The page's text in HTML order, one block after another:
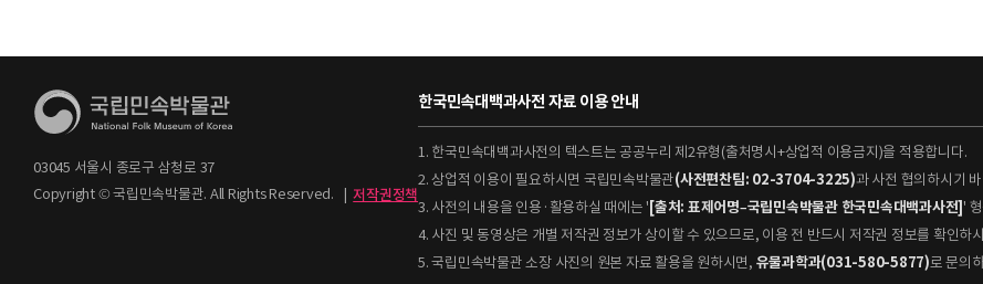
03045 서울시 종로구 삼청로 37
Copyright © 국립민속박물관. All Rights Reserved.
| 저작권정책
한국민속대백과사전 자료 이용 안내
1. 한국민속대백과사전의 텍스트는 공공누리 제2유형(출처명시+상업적 이용금지)을 적용합니다.
2. 상업적 이용이 필요하시면 국립민속박물관(사전편찬팀: 02-3704-3225)과 사전 협의하시기
3. 사전의 내용을 인용·활용하실 때에는 ' [출처: 표제어명–국립민속박물관 한국민속대백과사전] '
4. 사진 및 동영상은 개별 저작권 정보가 상이할 수 있으므로, 이용 전 반드시 저작권 정보를 확인하
5. 국립민속박물관 소장 사진의 원본 자료 활용을 원하시면, 유물과학과(031-580-5877)로 문의